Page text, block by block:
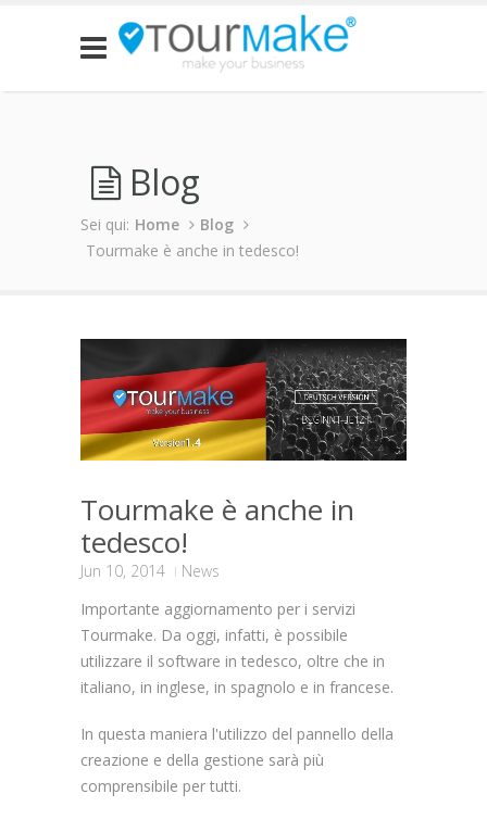
Blog
Sei qui: Home
Blog
Tourmake è anche in tedesco!
Tourmake è anche in
tedesco!
Jun 10, 2014
News
Importante aggiornamento per i servizi
Tourmake. Da oggi, infatti, è possibile
utilizzare il software in tedesco, oltre che in
italiano, in inglese, in spagnolo e in francese.
In questa maniera l'utilizzo del pannello della
creazione e della gestione sarà più
comprensibile per tutti.